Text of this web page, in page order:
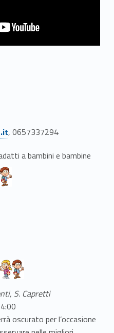
, 0657337294
a bambini e bambine
S. Capretti
oscurato per l’occasione